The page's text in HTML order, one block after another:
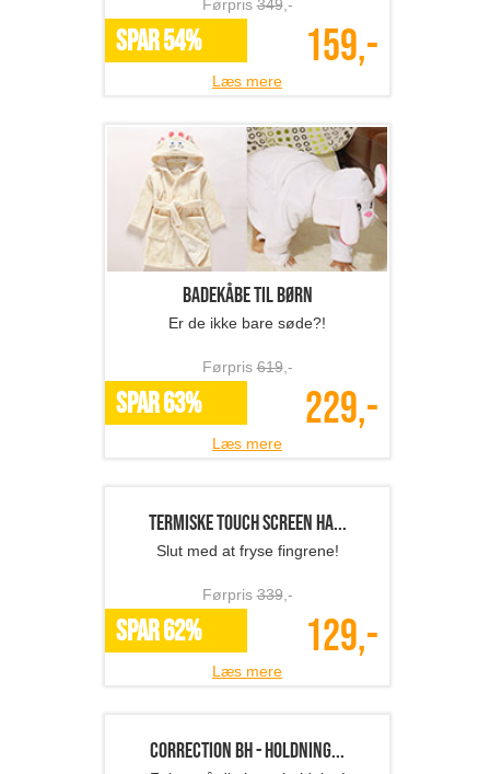
Førpris349,-
SPAR 54% 159,-
Læs mere
Badekåbe til børn
Er de ikke bare søde?!
Førpris619,-
SPAR 63% 229,-
Læs mere
Termiske touch screen ha...
SPAR 62%